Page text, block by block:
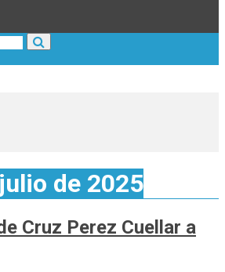
de 2025
Cruz Perez Cuellar a